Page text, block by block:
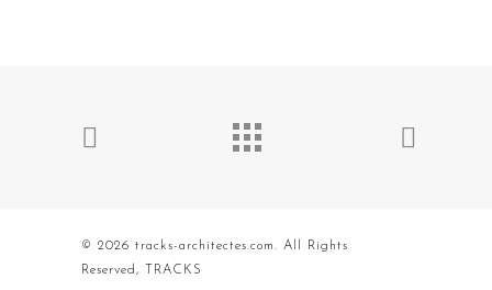
© 2026 tracks-architectes.com. All Rights
Reserved, TRACKS